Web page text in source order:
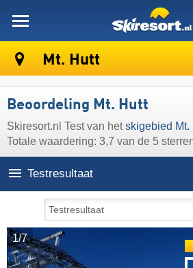
Mt. Hutt
Beoordeling Mt. Hutt
Skiresort.nl Test van hetskigebied Mt.
Totale waardering: 3,7 van de 5
Testresultaat
1/7